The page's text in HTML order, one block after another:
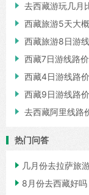
 去西藏游玩几月
 西藏旅游5天大
 西藏旅游8日游
 西藏7日游线路
 西藏4日游线路
 西藏9日游线路
 去西藏阿里线路
热门问答
 几月份去拉萨旅
 8月份去西藏好吗